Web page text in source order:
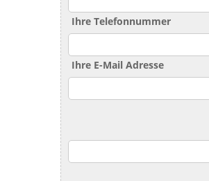
Ihre Telefonnummer
Ihre E-Mail Adresse